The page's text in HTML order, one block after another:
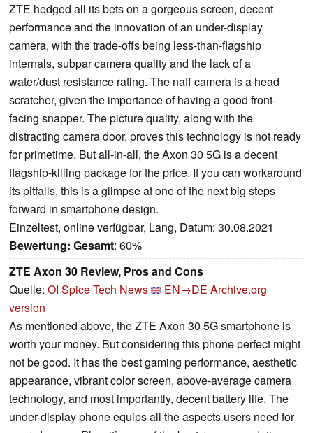
ZTE hedged all its bets on a gorgeous screen, decent
performance and the innovation of an under-display
camera, with the trade-offs being less-than-flagship
internals, subpar camera quality and the lack of a
water/dust resistance rating. The naff camera is a head
scratcher, given the importance of having a good front-
facing snapper. The picture quality, along with the
distracting camera door, proves this technology is not ready
for primetime. But all-in-all, the Axon 30 5G is a decent
flagship-killing package for the price. If you can workaround
its pitfalls, this is a glimpse at one of the next big steps
forward in smartphone design.
Einzeltest, online verfügbar, Lang, Datum: 30.08.2021
Bewertung: Gesamt: 60%
ZTE Axon 30 Review, Pros and Cons
Quelle: OI Spice Tech News EN→DE Archive.org
version
As mentioned above, the ZTE Axon 30 5G smartphone is
worth your money. But considering this phone perfect might
not be good. It has the best gaming performance, aesthetic
appearance, vibrant color screen, above-average camera
technology, and most importantly, decent battery life. The
under-display phone equips all the aspects users need for